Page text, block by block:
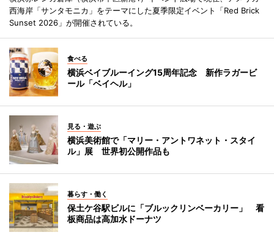
西海岸「サンタモニカ」をテーマにした夏季限定イベント「Red Brick
Sunset 2026」が開催されている。
食べる
横浜ベイブルーイング15周年記念 新作ラガービ
ール「ベイヘル」
見る・遊ぶ
横浜美術館で「マリー・アントワネット・スタイ
ル」展 世界初公開作品も
暮らす・働く
保土ケ谷駅ビルに「ブルックリンベーカリー」 看
板商品は高加水ドーナツ